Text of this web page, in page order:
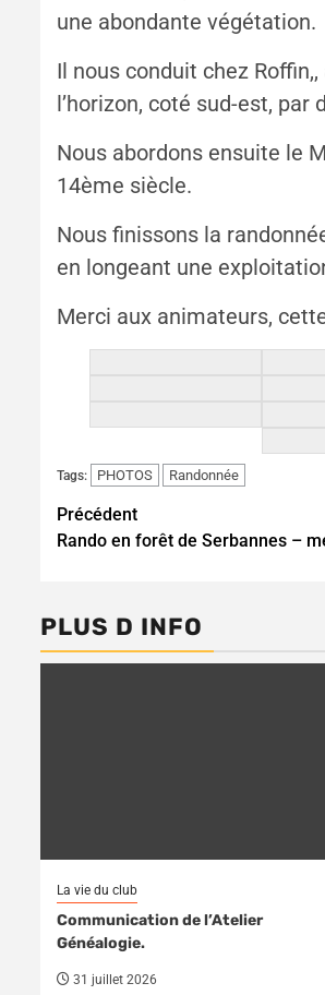
une abondante végétation.
Il nous conduit chez
l’horizon, coté sud-est,
Nous abordons ensuite le
14ème siècle.
Nous finissons la
en longeant une
Merci aux animateurs,
Tags: PHOTOS Randonnée
Continue
Reading
Précédent
Rando en forêt de Serbannes –
PLUS D INFO
La vie du club
Communication de l’Atelier
Généalogie.
31 juillet 2026